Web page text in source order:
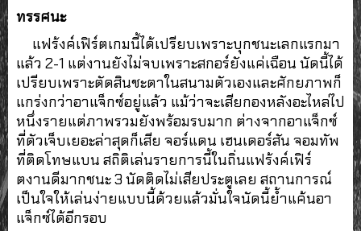
ทรรศนะ
แฟร้งค์เฟิร์ตเกมนี้ได้เปรียบเพราะบุกชนะเลกแรกมา
แล้ว 2-1 แต่งานยังไม่จบเพราะสกอร์ยังแค่เฉือน นัดนี้ได้
เปรียบเพราะตัดสินชะตาในสนามตัวเองและศักยภาพก็
แกร่งกว่าอาแจ็กซ์อยู่แล้ว แม้ว่าจะเสียกองหลังอะไหล่ไป
หนึ่งรายแต่ภาพรวมยังพร้อมรบมาก ต่างจากอาแจ็กซ์
ที่ตัวเจ็บเยอะล่าสุดก็เสีย จอร์แดน เฮนเดอร์สัน จอมทัพ
ที่ติดโทษแบน สถิติเล่นรายการนี้ในถิ่นแฟร้งค์เฟิร์
ตงานดีมากชนะ 3 นัดติดไม่เสียประตูเลย สถานการณ์
เป็นใจให้เล่นง่ายแบบนี้ด้วยแล้วมั่นใจนัดนี้ย้ำแค้นอา
แจ็กซ์ได้อีกรอบ